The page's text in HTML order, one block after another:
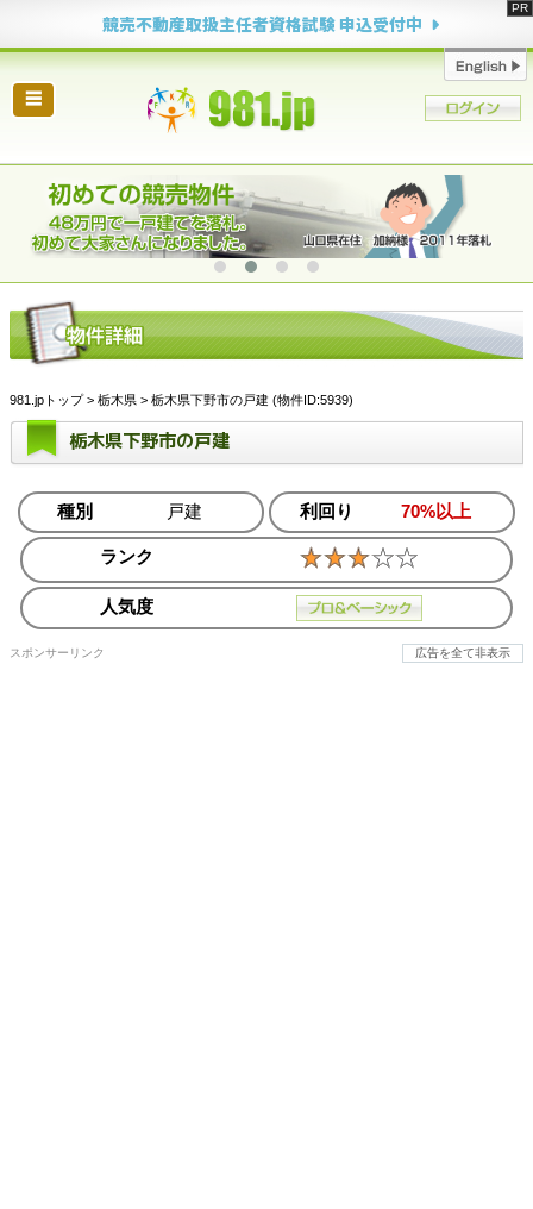
競売不動産取扱主任者資格試験 申込受付中
☰
981.jpトップ> 栃木県 > 栃木県下野市の戸建 (物件ID:5939)
栃木県下野市の戸建
種別 戸建 利回り 70%以上
ランク
人気度
スポンサーリンク 広告を全て非表示